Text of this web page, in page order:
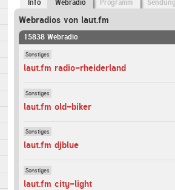
Info Webradio Programm
Webradios von laut.fm
15838 Webradio
Sonstiges
laut.fm radio-rheiderland
Sonstiges
laut.fm old-biker
Sonstiges
laut.fm djblue
Sonstiges
laut.fm city-light